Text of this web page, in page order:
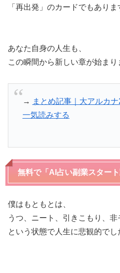
「再出発」のカードでもありま
あなた自身の人生も、
この瞬間から新しい章が始まり
→ まとめ記事｜大アルカ
一気読みする
無料で「AI占い副業スター
僕はもともとは、
うつ、ニート、引きこもり、非
という状態で人生に悲観的でし